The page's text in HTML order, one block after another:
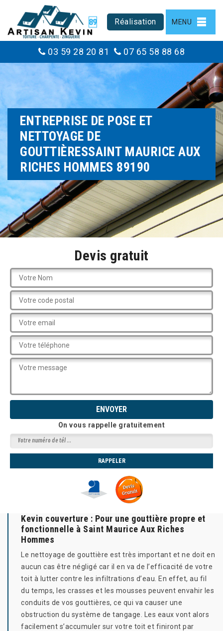
Réalisation MENU
03 59 28 20 81 07 65 58 88 68
ENTREPRISE DE POSE ET
NETTOYAGE DE
GOUTTIÈRESSAINT MAURICE AUX
RICHES HOMMES 89190
Devis gratuit
On vous rappelle gratuitement
Kevin couverture : Pour une gouttière propre et
fonctionnelle à Saint Maurice Aux Riches
Hommes
Le nettoyage de gouttière est très important et ne doit en
aucun cas être négligé car il en va de l’efficacité de votre
toit à lutter contre les infiltrations d’eau. En effet, au fil
du temps, les crasses et les mousses peuvent envahir les
conduits de vos gouttières, ce qui va causer une
obstruction du système de tangage. Les eaux vont alors
facilement s’accumuler sur votre toit et finiront par